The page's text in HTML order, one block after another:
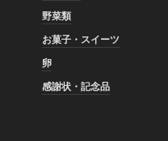
野菜類
お菓子・スイーツ
卵
感謝状・記念品